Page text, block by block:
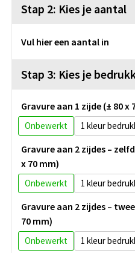
Stap 2: Kies je aantal
Vul hier een aantal in
Stap 3: Kies je
Gravure aan 1 zijde (± 80 x
Onbewerkt 1
Gravure aan 2 zijdes –
x 70 mm)
Onbewerkt 1
Gravure aan 2 zijdes –
70 mm)
Onbewerkt 1